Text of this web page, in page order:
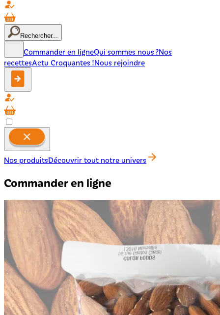
Rechercher...
Commander en ligneQui sommes nous ?Nos
recettesActu Croquantes !Nous rejoindre
Nos produitsDécouvrir tout notre univers
Commander en ligne